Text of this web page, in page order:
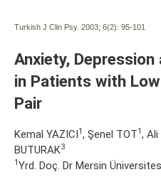
Turkish J Clin Psy. 2003; 6(2): 95-101
Anxiety,
in Patients with
Pair
Kemal YAZICI1, Şenel TOT1, Ali
BUTURAK3
1Yrd. Doç. Dr Mersin